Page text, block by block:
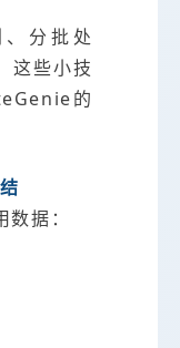
分批处
这些小技
的
据：